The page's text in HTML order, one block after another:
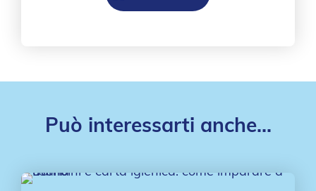
Può interessarti anche...